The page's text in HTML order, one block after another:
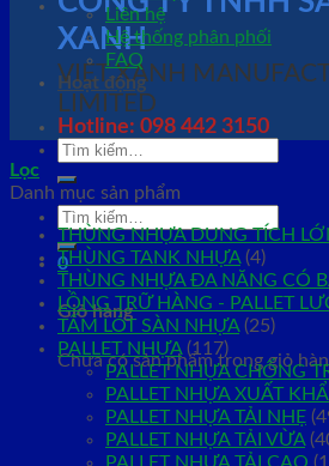
XANH
VIET XANH
LIMITED
Tìm
Tìm
kiếm:
0
Giỏ hàng
Chưa có sản phẩm trong giỏ
Liên hệ
Hệ thống phân phối
FAQ
Hoạt động
Hotline: 098 442 3150
Lọc
Danh mục sản phẩm
THÙNG NHỰA DUNG TÍCH
THÙNG TANK NHỰA (4)
THÙNG NHỰA ĐA NĂNG CÓ
LỒNG TRỮ HÀNG - PALLET
TẤM LÓT SÀN NHỰA (25)
PALLET NHỰA (117)
PALLET NHỰA CHỐNG
PALLET NHỰA XUẤT
PALLET NHỰA TẢI NHẸ
PALLET NHỰA TẢI VỪA